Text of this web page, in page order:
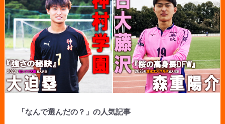
「なんで選んだの？」の人気記事